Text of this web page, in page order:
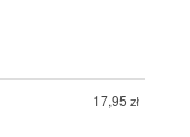
17,95 zł